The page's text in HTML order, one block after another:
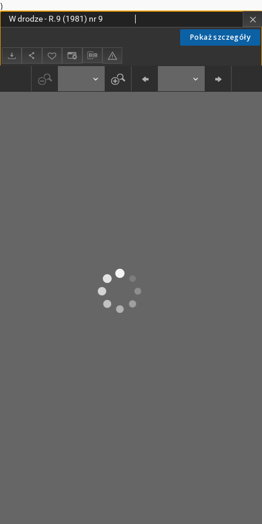
)
Pokaż szczegóły
W drodze - R.9 (1981) nr 9